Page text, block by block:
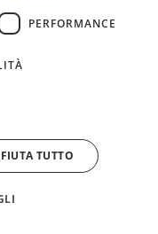
(parte 2)
e
PERFORMANCE
TUTTO